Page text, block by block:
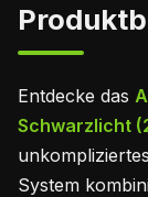
Entdecke das
Schwarzlicht
System